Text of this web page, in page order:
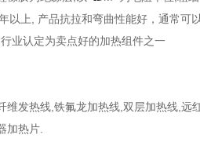
以上, 产品抗拉和弯曲性能好，通常可
业认定为卖点好的加热组件之一
维发热线,铁氟龙加热线,双层加热线,
加热片.